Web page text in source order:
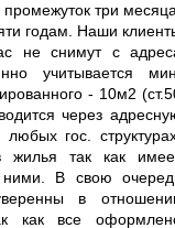
три
годам. Наши
не снимут с
учитывается
- 10м2
через
гос.
жилья так как
ними. В свою
в
как все